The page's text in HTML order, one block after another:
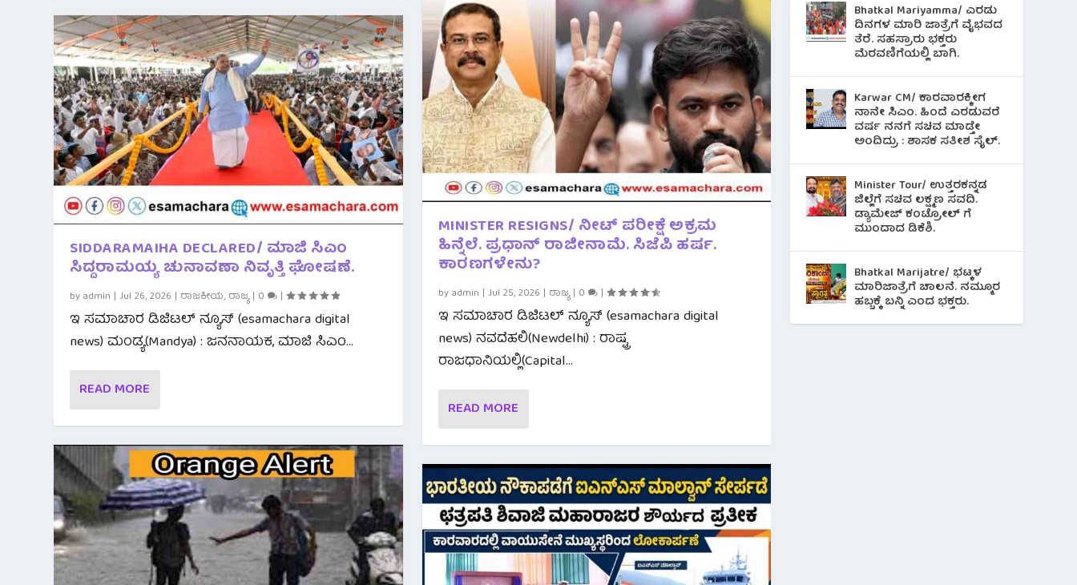
SIDDARAMAIHA DECLARED/ ಮಾಜಿ ಸಿಎಂ
ಸಿದ್ದರಾಮಯ್ಯ ಚುನಾವಣಾ ನಿವೃತ್ತಿ ಘೋಷಣೆ.
byadmin | Jul 26, 2026 | ರಾಜಕೀಯ, ರಾಜ್ಯ| 0 |
ಇ ಸಮಾಚಾರ ಡಿಜಿಟಲ್ ನ್ಯೂಸ್ (esamachara digital
news) ಮಂಡ್ಯ(Mandya) : ಜನನಾಯಕ, ಮಾಜಿ ಸಿಎಂ...
READ MORE
MINISTER RESIGNS/ ನೀಟ್ ಪರೀಕ್ಷೆ ಅಕ್ರಮ
ಹಿನ್ನೆಲೆ. ಪ್ರಧಾನ್ ರಾಜೀನಾಮೆ. ಸಿಜೆಪಿ ಹರ್ಷ.
ಕಾರಣಗಳೇನು?
byadmin | Jul 25, 2026 | ರಾಜ್ಯ| 0 |
ಇ ಸಮಾಚಾರ ಡಿಜಿಟಲ್ ನ್ಯೂಸ್ (esamachara digital
news) ನವದೆಹಲಿ(Newdelhi) : ರಾಷ್ಟ್ರ
ರಾಜಧಾನಿಯಲ್ಲಿ(Capital...
READ MORE
Bhatkal Mariyamma/ ಎರಡು
ದಿನಗಳ ಮಾರಿ ಜಾತ್ರೆಗೆ ವೈಭವದ
ತೆರೆ. ಸಹಸ್ರಾರು ಭಕ್ತರು
ಮೆರವಣಿಗೆಯಲ್ಲಿ ಬಾಗಿ.
Karwar CM/ ಕಾರವಾರಕ್ಕೀಗ
ನಾನೇ ಸಿಎಂ. ಹಿಂದೆ ಎರಡುವರೆ
ವರ್ಷ ನನಗೆ ಸಚಿವ ಮಾಡ್ತೇ
ಅಂದಿದ್ರು : ಶಾಸಕ ಸತೀಶ ಸೈಲ್.
Minister Tour/ ಉತ್ತರಕನ್ನಡ
ಜಿಲ್ಲೆಗೆ ಸಚಿವ ಲಕ್ಷ್ಮಣ ಸವದಿ.
ಡ್ಯಾಮೇಜ್ ಕಂಟ್ರೋಲ್ ಗೆ
ಮುಂದಾದ ಡಿಕೆಶಿ.
Bhatkal Marijatre/ ಭಟ್ಕಳ
ಮಾರಿಜಾತ್ರೆಗೆ ಚಾಲನೆ. ನಮ್ಮೂರ
ಹಬ್ಬಕ್ಕೆ ಬನ್ನಿ ಎಂದ ಭಕ್ತರು.